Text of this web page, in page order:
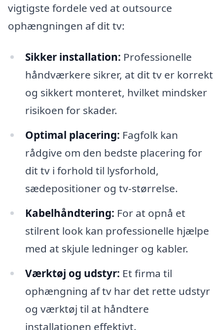
vigtigste fordele ved at outsource
ophængningen af dit tv:
Sikker installation: Professionelle
håndværkere sikrer, at dit tv er korrekt
og sikkert monteret, hvilket mindsker
risikoen for skader.
Optimal placering: Fagfolk kan
rådgive om den bedste placering for
dit tv i forhold til lysforhold,
sædepositioner og tv-størrelse.
Kabelhåndtering: For at opnå et
stilrent look kan professionelle hjælpe
med at skjule ledninger og kabler.
Værktøj og udstyr: Et firma til
ophængning af tv har det rette udstyr
og værktøj til at håndtere
installationen effektivt.